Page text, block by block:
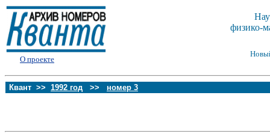
О проекте
физико-
Квант >> 1992 год >> номер 3